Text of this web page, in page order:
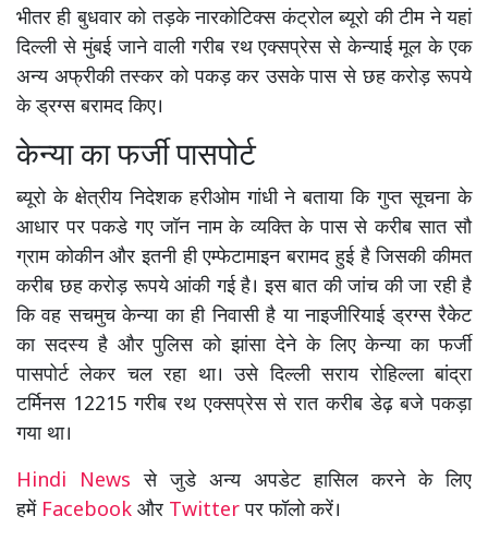
भीतर ही बुधवार को तड़के नारकोटिक्स कंट्रोल ब्यूरो की टीम ने यहां
दिल्ली से मुंबई जाने वाली गरीब रथ एक्सप्रेस से केन्याई मूल के एक
अन्य अफ्रीकी तस्कर को पकड़ कर उसके पास से छह करोड़ रूपये
के ड्रग्स बरामद किए।
केन्या का फर्जी पासपोर्ट
ब्यूरो के क्षेत्रीय निदेशक हरीओम गांधी ने बताया कि गुप्त सूचना के
आधार पर पकडे गए जॉन नाम के व्यक्ति के पास से करीब सात सौ
ग्राम कोकीन और इतनी ही एम्फेटामाइन बरामद हुई है जिसकी कीमत
करीब छह करोड़ रूपये आंकी गई है। इस बात की जांच की जा रही है
कि वह सचमुच केन्या का ही निवासी है या नाइजीरियाई ड्रग्स रैकेट
का सदस्य है और पुलिस को झांसा देने के लिए केन्या का फर्जी
पासपोर्ट लेकर चल रहा था। उसे दिल्ली सराय रोहिल्ला बांद्रा
टर्मिनस 12215 गरीब रथ एक्सप्रेस से रात करीब डेढ़ बजे पकड़ा
गया था।
Hindi Newsसे जुडे अन्य अपडेट हासिल करने के लिए
हमें Facebook और Twitterपर फॉलो करें।